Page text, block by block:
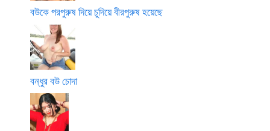
বউকে পরপুরুষ দিয়ে চুদিয়ে বীরপুরুষ হয়েছে
বন্ধুর বউ চোদা